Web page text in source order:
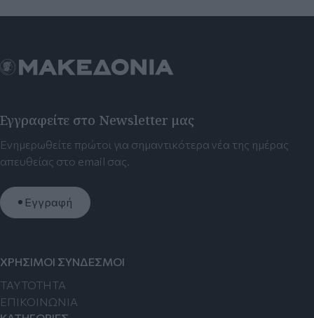
Εγγραφείτε στο Newsletter μας
Ενημερωθείτε πρώτοι για σημαντικότερα νέα της ημέρας
απευθείας στο email σας.
Εγγραφή
ΧΡΗΣΙΜΟΙ ΣΥΝΔΕΣΜΟΙ
TAYTOTHTA
ΕΠΙΚΟΙΝΩΝΙΑ